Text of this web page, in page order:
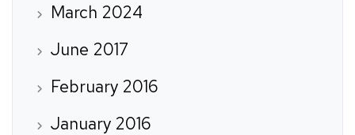
March 2024
June 2017
February 2016
January 2016